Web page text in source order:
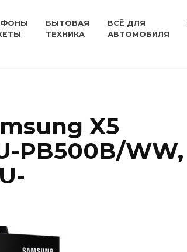
БЫТОВАЯ
ТЕХНИКА
ВСЁ ДЛЯ
АВТОМОБИЛЯ
X5
PB500B/WW,